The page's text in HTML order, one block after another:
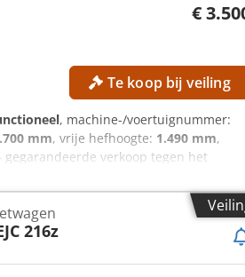
€
Te koop bij veiling
, machine-/voertuignummer:
mm, vrije hefhoogte: 1.490 mm,
verkoop tegen het
Heffhoogte: 4.700 mm Bouwhoogte:
48 V Batterijcapaciteit: 625 Ah
3e/4e ventiel op de vorkendrager
3e/4e hydraulisch ventiel op
216z